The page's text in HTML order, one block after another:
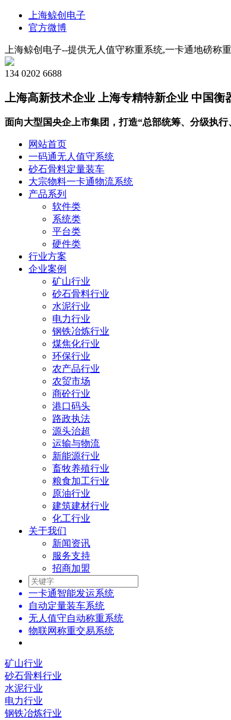
上海鲸创电子
官方微博
上海鲸创电子--提供无人值守称重系统,一卡通地磅称
134 0202 6688
上海高新技术企业 上海专精特新企业 中国衡
面向大型国央企上市集团，打造“总部统筹、分级执
网站首页
一码通无人值守系统
砂石骨料定量装车
大宗物料一卡通物流系统
产品系列
软件类
系统类
平台类
硬件类
行业方案
企业案例
矿山行业
砂石骨料行业
水泥行业
电力行业
钢铁冶炼行业
煤焦化行业
环保行业
农产品行业
农贸市场
商砼行业
港口码头
路政执法
源头治超
运输与物流
新能源行业
畜牧养殖行业
粮食加工行业
原油行业
建筑建材行业
化工行业
关于我们
新闻资讯
服务支持
招商加盟
一卡通智能发运系统
自动定量装车系统
无人值守自动称重系统
物联网称重交易系统
矿山行业
砂石骨料行业
水泥行业
电力行业
钢铁冶炼行业